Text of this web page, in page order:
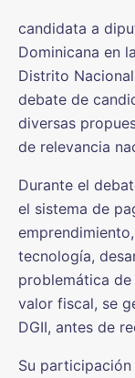
candidata a
Dominicana en
Distrito
debate de
diversas
de relevancia
Durante el
el sistema de
tecnología,
problemática
valor fiscal, se
DGII, antes de
Su